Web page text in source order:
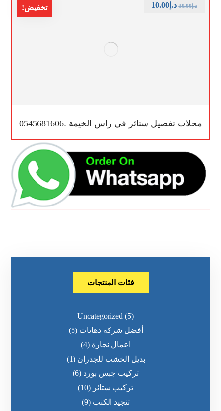
تخفيض!
محلات تفصيل ستائر في راس الخيمة :0545681606
د.إ30.00 د.إ10.00
فئات المنتجات
Uncategorized (5)
أفضل شركة دهانات (5)
اعمال نجارة (4)
بديل الخشب للجدران (1)
تركيب جبس بورد (6)
تركيب ستائر (10)
تنجيد الكنب (9)